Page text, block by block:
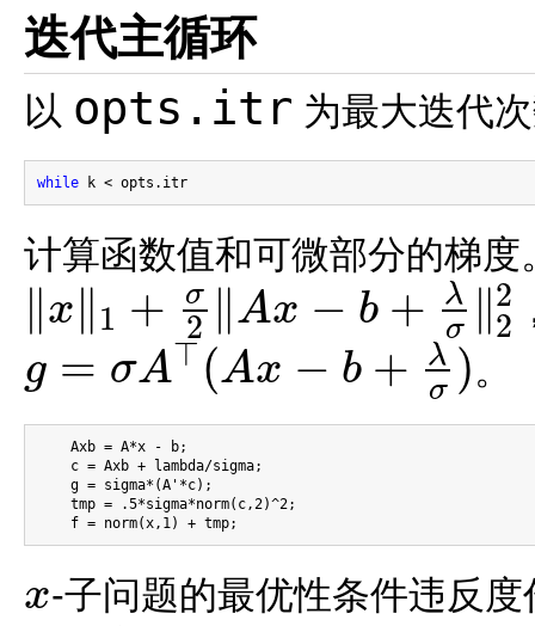
迭代主循环
以 opts.itr 为最大迭代
while
计算函数值和可微部分的梯度
∥x∥ 1 + σ
2 ∥Ax − b +
λ
σ ∥2
2
1+σ x +λσ‖2
g = σA⊤ (Ax − b +
λ
σ )
g=σ ⊤(Ax b+λ σ) 。
    Axb = A*x - b;
    c = Axb + lambda/sigma;
    g = sigma*(A'*c);
    tmp = .5*sigma*norm(c,2)^2;
x
x
-子问题的最优性条件违反